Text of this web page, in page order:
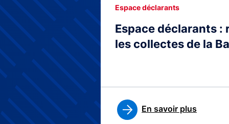
Espace déclarants
les collectes de la
Espace déclarants
En savoir plus